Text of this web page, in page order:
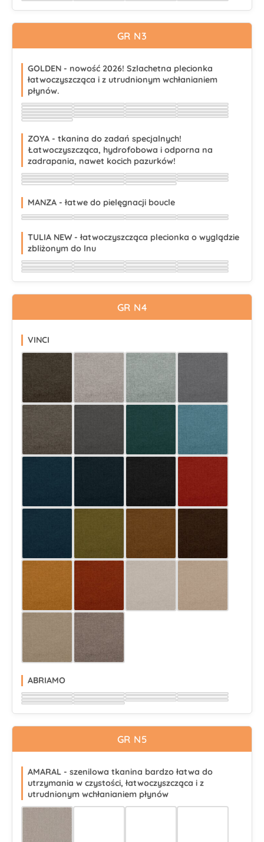
Wybierz Wybierz Wybierz Wybierz
GR N3
GOLDEN - nowość 2026! Szlachetna plecionka
łatwoczyszcząca i z utrudnionym wchłanianiem
płynów.
Wybierz Wybierz Wybierz Wybierz
Wybierz Wybierz Wybierz Wybierz
Wybierz Wybierz Wybierz Wybierz
Wybierz Wybierz Wybierz Wybierz
Wybierz
ZOYA - tkanina do zadań specjalnych!
Łatwoczyszcząca, hydrofobowa i odporna na
zadrapania, nawet kocich pazurków!
Wybierz Wybierz Wybierz Wybierz
Wybierz Wybierz Wybierz Wybierz
Wybierz Wybierz Wybierz
MANZA - łatwe do pielęgnacji boucle
Wybierz Wybierz Wybierz Wybierz
TULIA NEW - łatwoczyszcząca plecionka o wyglądzie
zbliżonym do lnu
Wybierz Wybierz Wybierz Wybierz
Wybierz Wybierz Wybierz Wybierz
Wybierz Wybierz Wybierz Wybierz
GR N4
VINCI
ABRIAMO
Wybierz Wybierz Wybierz Wybierz
Wybierz Wybierz Wybierz Wybierz
Wybierz Wybierz
GR N5
AMARAL - szenilowa tkanina bardzo łatwa do
utrzymania w czystości, łatwoczyszcząca i z
utrudnionym wchłanianiem płynów